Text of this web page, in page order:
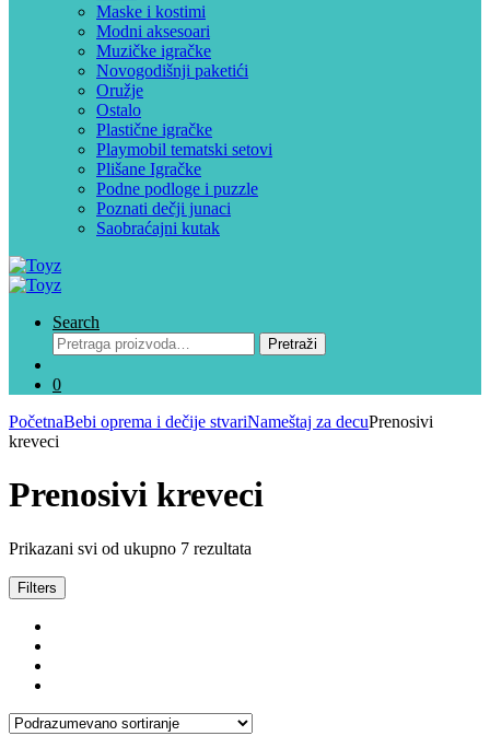
Maske i kostimi
Modni aksesoari
Muzičke igračke
Novogodišnji paketići
Oružje
Ostalo
Plastične igračke
Playmobil tematski setovi
Plišane Igračke
Podne podloge i puzzle
Poznati dečji junaci
Saobraćajni kutak
Search
Pretraga
za:
Pretraži
0
PočetnaBebi oprema i dečije stvariNameštaj za decuPrenosivi
kreveci
Prenosivi kreveci
Prikazani svi od ukupno 7 rezultata
Filters